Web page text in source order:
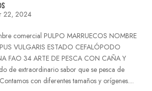
22, 2024
comercial PULPO MARRUECOS NOMBRE
VULGARIS ESTADO CEFALÓPODO
FAO 34 ARTE DE PESCA CON CAÑA Y
de extraordinario sabor que se pesca de
con diferentes tamaños y orígenes....